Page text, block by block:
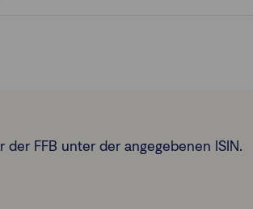
der FFB unter der angegebenen ISIN.